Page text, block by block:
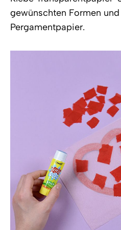
gewünschten Formen
Pergamentpapier.